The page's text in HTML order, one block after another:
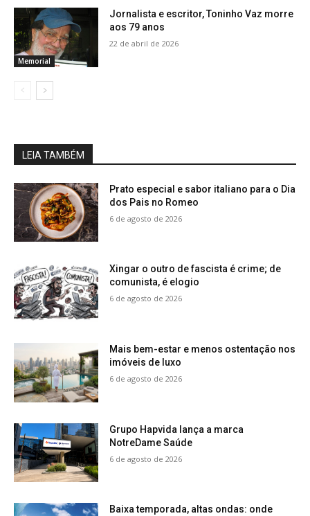
Memorial
Jornalista e escritor, Toninho Vaz morre
aos 79 anos
22 de abril de 2026
LEIA TAMBÉM
Prato especial e sabor italiano para o Dia
dos Pais no Romeo
6 de agosto de 2026
Xingar o outro de fascista é crime; de
comunista, é elogio
6 de agosto de 2026
Mais bem-estar e menos ostentação nos
imóveis de luxo
6 de agosto de 2026
Grupo Hapvida lança a marca
NotreDame Saúde
6 de agosto de 2026
Baixa temporada, altas ondas: onde